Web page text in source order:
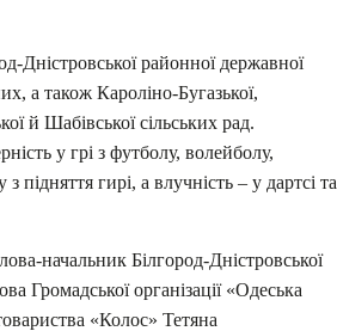
Дністровської районної державної
а також Кароліно-Бугазької,
й Шабівської сільських рад.
у грі з футболу, волейболу,
гирі, а влучність – у дартсі та
начальник Білгород-Дністровської
Громадської організації «Одеська
«Колос» Тетяна